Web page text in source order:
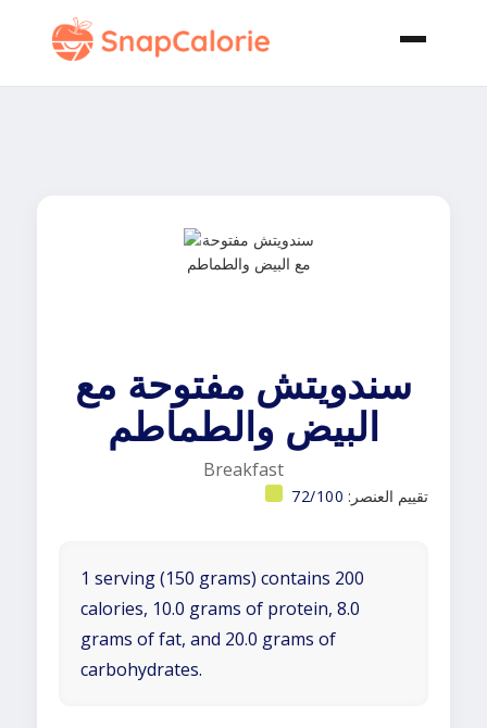
سندويتش مفتوحة مع
البيض والطماطم
Breakfast
تقييم العنصر: 72/100
1 serving (150 grams) contains 200
calories, 10.0 grams of protein, 8.0
grams of fat, and 20.0 grams of
carbohydrates.